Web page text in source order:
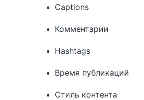
Captions
Комментарии
Hashtags
Время публикаций
Стиль контента